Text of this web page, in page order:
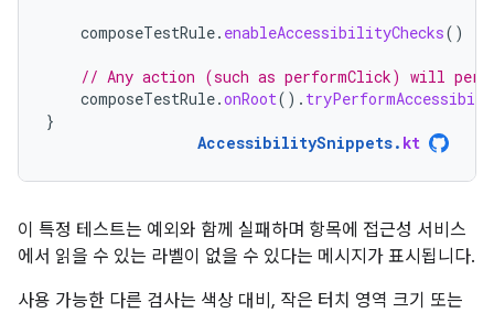
composeTestRule. enableAccessibilityChecks()
// Any action (such as performClick) will
composeTestRule.onRoot().
}
AccessibilitySnippets. kt
이 특정 테스트는 예외와 함께 실패하며 항목에 접근성 서비스
에서 읽을 수 있는 라벨이 없을 수 있다는 메시지가 표시됩니다.
사용 가능한 다른 검사는 색상 대비, 작은 터치 영역 크기 또는